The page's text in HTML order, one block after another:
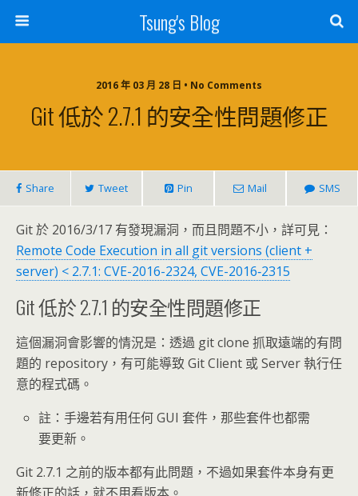
Tsung's Blog
2016 年 03 月 28 日 • No Comments
Git 低於 2.7.1 的安全性問題修正
Share Tweet Pin Mail SMS
Git 於 2016/3/17 有發現漏洞，而且問題不小，詳可見：
Remote Code Execution in all git versions (client +
server) < 2.7.1: CVE-2016-2324, CVE-2016‑2315
Git 低於 2.7.1 的安全性問題修正
這個漏洞會影響的情況是：透過 git clone 抓取遠端的有問
題的 repository，有可能導致 Git Client 或 Server 執行任
意的程式碼。
註：手邊若有用任何 GUI 套件，那些套件也都需
要更新。
Git 2.7.1 之前的版本都有此問題，不過如果套件本身有更